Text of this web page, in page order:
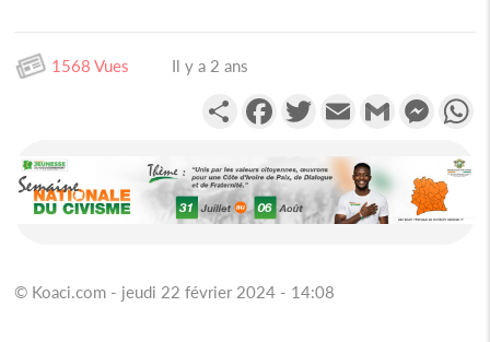
1568 Vues Il y a 2 ans
PartagerFacebookTwitterEmail Gmail
© Koaci.com - jeudi 22 février 2024 - 14:08